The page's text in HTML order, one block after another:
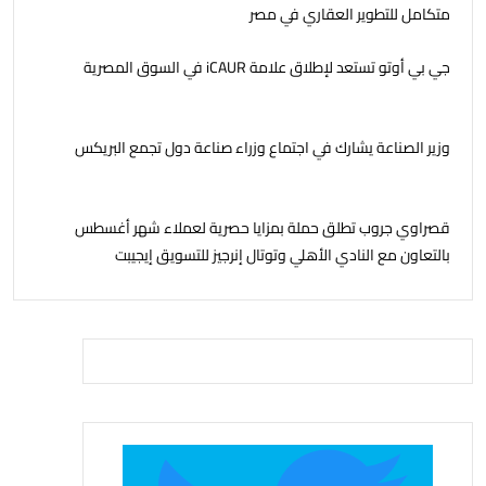
متكامل للتطوير العقاري في مصر
جي بي أوتو تستعد لإطلاق علامة iCAUR في السوق المصرية
وزير الصناعة يشارك في اجتماع وزراء صناعة دول تجمع البريكس
قصراوي جروب تطلق حملة بمزايا حصرية لعملاء شهر أغسطس
بالتعاون مع النادي الأهلي وتوتال إنرجيز للتسويق إيجيبت